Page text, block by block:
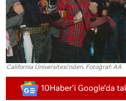
California Üniversitesi'nden. Fotoğraf: AA
10Haber'i Google'da